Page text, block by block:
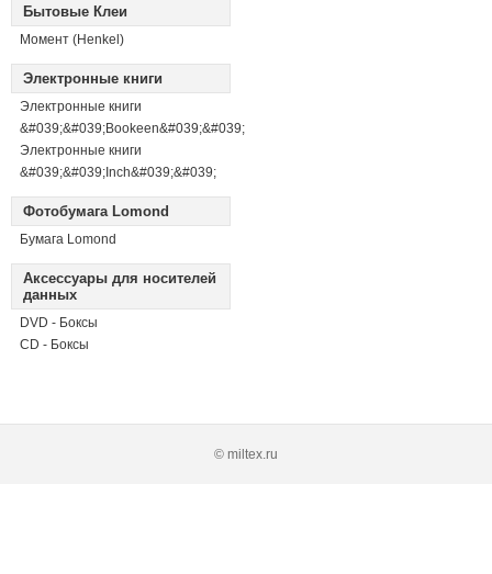
Бытовые Клеи
Момент (Henkel)
Электронные книги
Электронные книги
&#039;&#039;Bookeen&#039;&#039;
Электронные книги
&#039;&#039;Inch&#039;&#039;
Фотобумага Lomond
Бумага Lomond
Аксессуары для носителей
данных
DVD - Боксы
CD - Боксы
© miltex.ru